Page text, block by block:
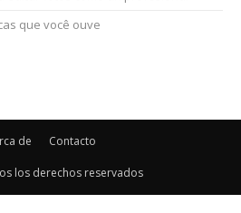
que você ouve
de Contacto
los derechos reservados